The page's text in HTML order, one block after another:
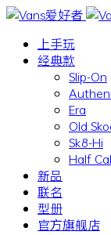
上手玩
经典款
Slip-On
Era
Old
Sk8-Hi
Half
新品
联名
型册
官方旗舰店